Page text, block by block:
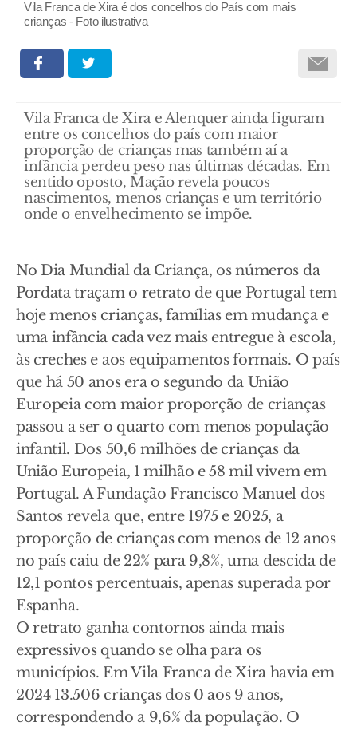
Vila Franca de Xira é dos concelhos do País com mais
crianças - Foto ilustrativa
Vila Franca de Xira e Alenquer ainda figuram
entre os concelhos do país com maior
proporção de crianças mas também aí a
infância perdeu peso nas últimas décadas. Em
sentido oposto, Mação revela poucos
nascimentos, menos crianças e um território
onde o envelhecimento se impõe.
No Dia Mundial da Criança, os números da
Pordata traçam o retrato de que Portugal tem
hoje menos crianças, famílias em mudança e
uma infância cada vez mais entregue à escola,
às creches e aos equipamentos formais. O país
que há 50 anos era o segundo da União
Europeia com maior proporção de crianças
passou a ser o quarto com menos população
infantil. Dos 50,6 milhões de crianças da
União Europeia, 1 milhão e 58 mil vivem em
Portugal. A Fundação Francisco Manuel dos
Santos revela que, entre 1975 e 2025, a
proporção de crianças com menos de 12 anos
no país caiu de 22% para 9,8%, uma descida de
12,1 pontos percentuais, apenas superada por
Espanha.
O retrato ganha contornos ainda mais
expressivos quando se olha para os
municípios. Em Vila Franca de Xira havia em
2024 13.506 crianças dos 0 aos 9 anos,
correspondendo a 9,6% da população. O